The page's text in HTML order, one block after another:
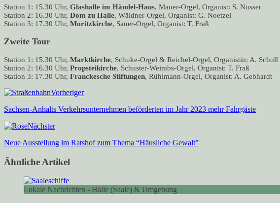
Station 1: 15.30 Uhr, Glashalle im Händel-Haus, Mauer-Orgel, Organist: S. Nusser
Station 2: 16.30 Uhr, Dom zu Halle, Wäldner-Orgel, Organist: G. Noetzel
Station 3: 17.30 Uhr, Moritzkirche, Sauer-Orgel, Organist: T. Fraß
Zweite Tour
Station 1: 15.30 Uhr, Marktkirche, Schuke-Orgel & Reichel-Orgel, Organistin: A. Scholl
Station 2: 16.30 Uhr, Propsteikirche, Schuster-Weimbs-Orgel, Organist: T. Fraß
Station 3: 17.30 Uhr, Franckesche Stiftungen, Rühlmann-Orgel, Organist: A. Gebhardt
Vorheriger
Sachsen-Anhalts Verkehrsunternehmen beförderten im Jahr 2023 mehr Fahrgäste
Nächster
Neue Ausstellung im Ratshof zum Thema “Häusliche Gewalt”
Ähnliche Artikel
Lokale Nachrichten - Halle (Saale) & Umgebung